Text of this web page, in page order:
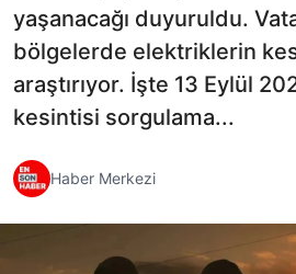
yaşanacağı duyuruldu.
bölgelerde elektriklerin
araştırıyor. İşte 13 Eylül
kesintisi sorgulama...
Haber Merkezi